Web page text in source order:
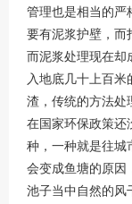
管理也是相当的严
要有泥浆护壁，而
而泥浆处理现在却
入地底几十上百
渣，传统的方法处
在国家环保政策还
种，一种就是往城
会变成鱼塘的原因
池子当中自然的风